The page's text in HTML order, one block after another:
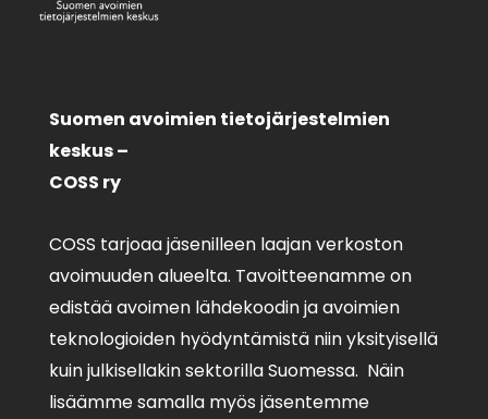
Suomen avoimien tietojärjestelmien
keskus –
COSS ry
COSS tarjoaa jäsenilleen laajan verkoston
avoimuuden alueelta. Tavoitteenamme on
edistää avoimen lähdekoodin ja avoimien
teknologioiden hyödyntämistä niin yksityisellä
kuin julkisellakin sektorilla Suomessa. Näin
lisäämme samalla myös jäsentemme